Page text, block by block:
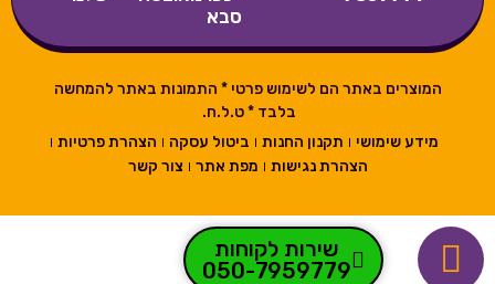
סבא
המוצרים באתר הם לשימוש פרטי * התמונות באתר להמחשה
בלבד * ט.ל.ח.
מידע שימושי
תקנון החנות ביטול עסקה
הצהרת פרטיות
הצהרת נגישות
מפת אתר צור קשר
שירות לקוחות
050-7959779